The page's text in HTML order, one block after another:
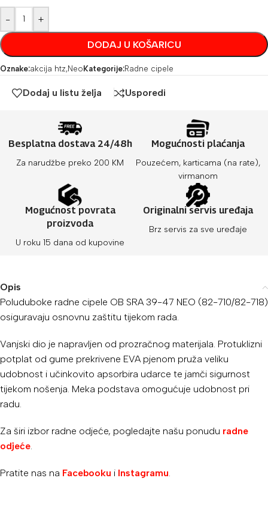
- +
DODAJ U KOŠARICU
Oznake:akcija htz,Neo Kategorije:Radne cipele
Dodaj u listu želja Usporedi
Besplatna dostava 24/48h
Za narudžbe preko 200 KM
Mogućnosti plaćanja
Pouzećem, karticama (na rate),
virmanom
Mogućnost povrata
proizvoda
U roku 15 dana od kupovine
Originalni servis uređaja
Brz servis za sve uređaje
Opis
Poluduboke radne cipele OB SRA 39-47 NEO (82-710/82-718)
osiguravaju osnovnu zaštitu tijekom rada.
Vanjski dio je napravljen od prozračnog materijala. Protuklizni
potplat od gume prekrivene EVA pjenom pruža veliku
udobnost i učinkovito apsorbira udarce te jamči sigurnost
tijekom nošenja. Meka podstava omogućuje udobnost pri
radu.
Za širi izbor radne odjeće, pogledajte našu ponudu radne
odjeće
Pratite nas na Facebooku i Instagramu